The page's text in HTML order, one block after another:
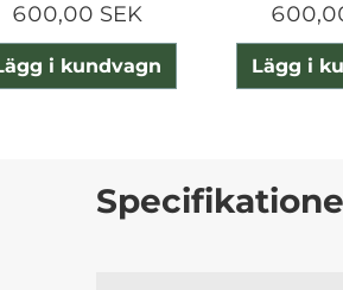
600,00 SEK
i kundvagn Lägg i